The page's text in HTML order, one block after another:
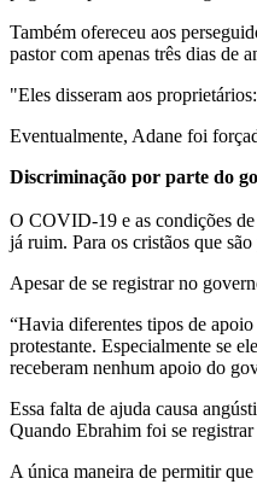
Também ofereceu aos
pastor com apenas três dias de
"Eles disseram aos
Eventualmente, Adane foi
Discriminação por parte do
O COVID-19 e as condições de
já ruim. Para os cristãos que
Apesar de se registrar no
“Havia diferentes tipos de apoio
protestante. Especialmente se
receberam nenhum apoio do
Essa falta de ajuda causa
Quando Ebrahim foi se
A única maneira de permitir